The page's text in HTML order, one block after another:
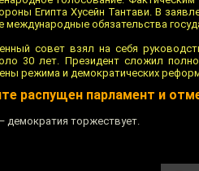
Египта Хусейн Тантави. В
международные обязательства
совет взял на себя
30 лет. Президент сложил
режима и демократических
распущен парламент и
демократия торжествует.